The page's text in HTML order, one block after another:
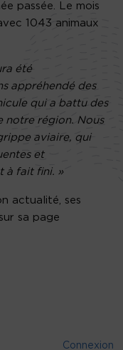
passée. Le mois
1043 animaux
été
appréhendé des
qui a battu des
notre région. Nous
aviaire, qui
et
à fait fini. »
actualité, ses
sa page
Connexion